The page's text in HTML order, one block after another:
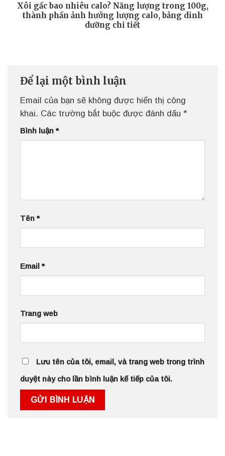
Xôi gấc bao nhiêu calo? Năng lượng trong 100g,
thành phần ảnh hưởng lượng calo, bảng dinh
dưỡng chi tiết
Để lại một bình luận
Email của bạn sẽ không được hiển thị công
khai. Các trường bắt buộc được đánh dấu *
Bình luận*
Tên*
Email*
Trang web
Lưu tên của tôi, email, và trang web trong trình
duyệt này cho lần bình luận kế tiếp của tôi.